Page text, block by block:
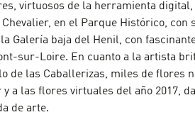
virtuosos de la herramienta digital,
en el Parque Histórico, con
Galería baja del Henil, con
sur-Loire. En cuanto a la artista
de las Caballerizas, miles de flores
a las flores virtuales del año 2017,
de arte.